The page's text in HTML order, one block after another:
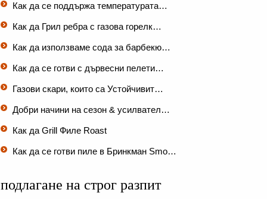
Как да се поддържа температурата…
Как да Грил ребра с газова горелк…
Как да използваме сода за барбекю…
Как да се готви с дървесни пелети…
Газови скари, които са Устойчивит…
Добри начини на сезон & усилвател…
Как да Grill Филе Roast
Как да се готви пиле в Бринкман Smo…
подлагане на строг разпит